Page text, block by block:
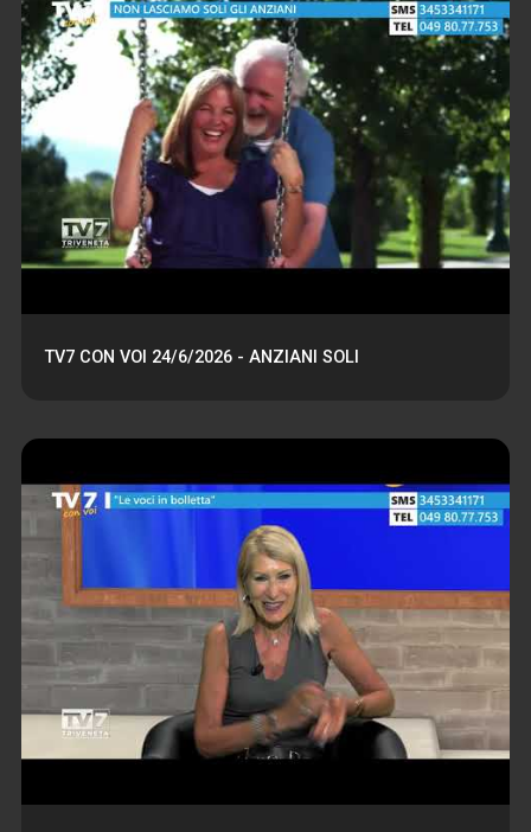
TV7 CON VOI 24/6/2026 - ANZIANI SOLI